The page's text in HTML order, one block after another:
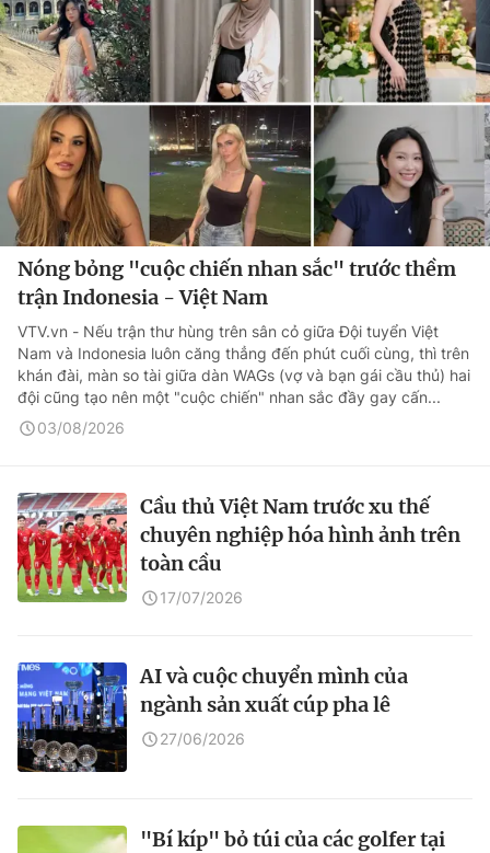
Nóng bỏng "cuộc chiến nhan sắc" trước thềm
trận Indonesia - Việt Nam
VTV.vn - Nếu trận thư hùng trên sân cỏ giữa Đội tuyển Việt
Nam và Indonesia luôn căng thẳng đến phút cuối cùng, thì trên
khán đài, màn so tài giữa dàn WAGs (vợ và bạn gái cầu thủ) hai
đội cũng tạo nên một "cuộc chiến" nhan sắc đầy gay cấn...
03/08/2026
Cầu thủ Việt Nam trước xu thế
chuyên nghiệp hóa hình ảnh trên
toàn cầu
17/07/2026
AI và cuộc chuyển mình của
ngành sản xuất cúp pha lê
27/06/2026
"Bí kíp" bỏ túi của các golfer tại